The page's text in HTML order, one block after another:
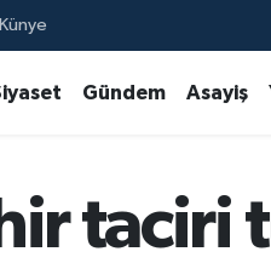
Gündem Asayiş
taciri